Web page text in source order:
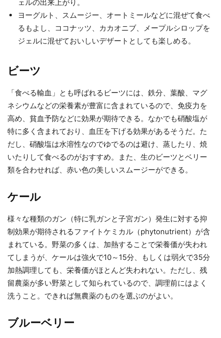
ェルの出来上がり。
ヨーグルト、スムージー、オートミールなどに混ぜて食べ
るもよし、ココナッツ、カカオニブ、メープルシロップを
ジェルに混ぜておいしいデザートとしても楽しめる。
ビーツ
「食べる輸血」とも呼ばれるビーツには、鉄分、葉酸、マグ
ネシウムなどの栄養素が豊富に含まれているので、免疫力を
高め、貧血予防などに効果が期待できる。なかでも硝酸塩が
特に多く含まれており、血圧を下げる効果があるそうだ。た
だし、硝酸塩は水溶性なのでゆでるのは避け、蒸したり、焼
いたりして食べるのがおすすめ。また、生のビーツとベリー
類を合わせれば、赤い色の美しいスムージーができる。
ケール
様々な種類のガン（特に乳ガンと子宮ガン）発生に対する抑
制効果が期待されるファイトケミカル（phytonutrient）が含
まれている。野菜の多くは、加熱することで栄養価が失われ
てしまうが、ケールは強火で10～15分、もしくは弱火で35分
加熱調理しても、栄養価がほとんど失われない。ただし、残
留農薬が多い野菜として知られているので、調理前にはよく
洗うこと。できれば無農薬のものを選ぶのがよい。
ブルーベリー